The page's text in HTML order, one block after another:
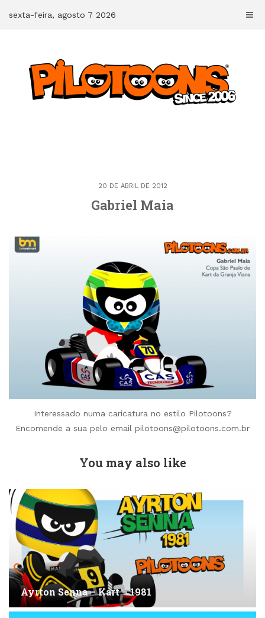
sexta-feira, agosto 7 2026
20 DE ABRIL DE 2012
Gabriel Maia
Interessado numa caricatura no estilo Pilotoons?
Encomende a sua pelo email pilotoons@pilotoons.com.br
You may also like
Ayrton Senna – Kart – 1981